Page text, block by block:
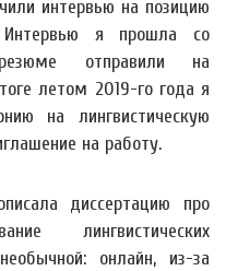
интервью на позицию
я прошла со
отправили на
летом 2019-го года я
на лингвистическую
на работу.
диссертацию про
лингвистических
онлайн, из-за